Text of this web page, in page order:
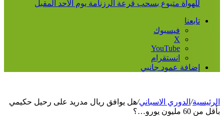
للهواة متبوع بسحب قرعة الرزنامة يوم الأحد المقبل
تابعنا
فيسبوك
‫X
‫YouTube
انستقرام
إضافة عمود جانبي
الرئيسية/ الدوري الاسباني/هل يوافق ريال مدريد على رحيل حكيمي
بأقل من 60 مليون يورو…؟